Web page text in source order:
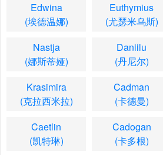
Edwina
(埃德温娜)
Euthymius
(尤瑟米乌斯)
Nastja
(娜斯蒂娅)
Daniilu
(丹尼尔)
Krasimira
(克拉西米拉)
Cadman
(卡德曼)
Caetlin
(凯特琳)
Cadogan
(卡多根)